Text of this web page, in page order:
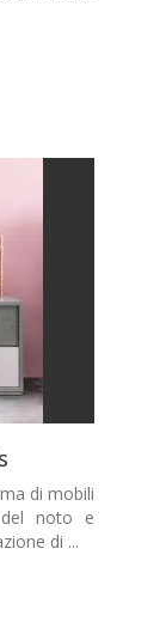
di mobili
noto e
di ...